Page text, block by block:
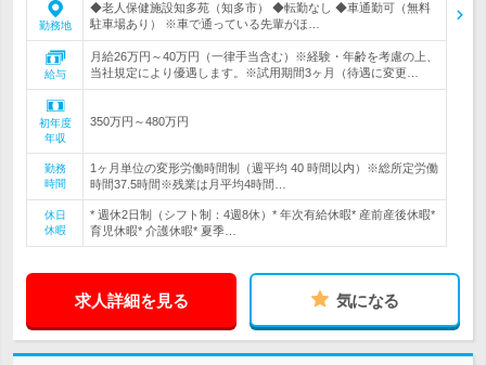
勤務地
◆老人保健施設知多苑（知多市） ◆転勤なし ◆車通勤可（無料
駐車場あり） ※車で通っている先輩がほ…
給与
月給26万円～40万円（一律手当含む）※経験・年齢を考慮の上、
当社規定により優遇します。※試用期間3ヶ月（待遇に変更…
初年度
年収
350万円～480万円
勤務
時間
1ヶ月単位の変形労働時間制（週平均 40 時間以内）※総所定労働
時間37.5時間※残業は月平均4時間…
休日
休暇
* 週休2日制（シフト制：4週8休）* 年次有給休暇* 産前産後休暇*
育児休暇* 介護休暇* 夏季…
求人詳細を見る 気になる